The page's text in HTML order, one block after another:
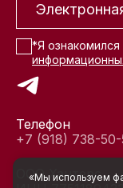
*Я
Телефон
+7 (918) 738-
ООО Хантерс
«Мы используем